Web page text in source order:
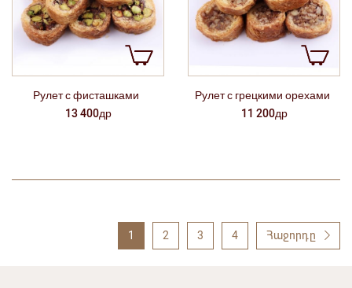
Рулет с фисташками
13 400др
Рулет с грецкими орехами
11 200др
1 2 3 4 Հաջորդը